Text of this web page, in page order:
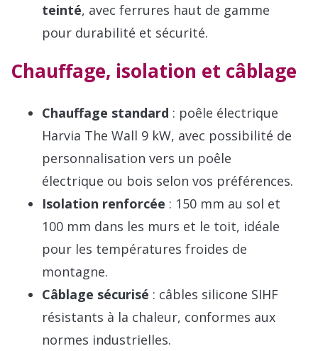
teinté, avec ferrures haut de gamme
pour durabilité et sécurité.
Chauffage, isolation et câblage
Chauffage standard : poêle électrique
Harvia The Wall 9 kW, avec possibilité de
personnalisation vers un poêle
électrique ou bois selon vos préférences.
Isolation renforcée : 150 mm au sol et
100 mm dans les murs et le toit, idéale
pour les températures froides de
montagne.
Câblage sécurisé : câbles silicone SIHF
résistants à la chaleur, conformes aux
normes industrielles.